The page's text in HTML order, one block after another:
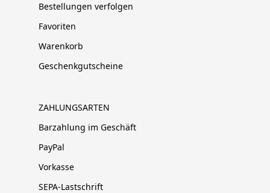
Bestellungen verfolgen
Favoriten
Warenkorb
Geschenkgutscheine
ZAHLUNGSARTEN
Barzahlung im Geschäft
PayPal
Vorkasse
SEPA-Lastschrift